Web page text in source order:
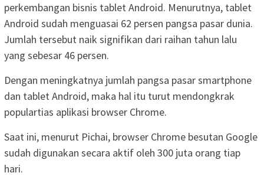
perkembangan bisnis tablet Android. Menurutnya, tablet
Android sudah menguasai 62 persen pangsa pasar dunia.
Jumlah tersebut naik signifikan dari raihan tahun lalu
yang sebesar 46 persen.
Dengan meningkatnya jumlah pangsa pasar smartphone
dan tablet Android, maka hal itu turut mendongkrak
populartias aplikasi browser Chrome.
Saat ini, menurut Pichai, browser Chrome besutan Google
sudah digunakan secara aktif oleh 300 juta orang tiap
hari.